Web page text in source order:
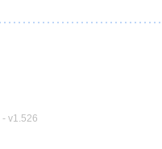
- v1.526